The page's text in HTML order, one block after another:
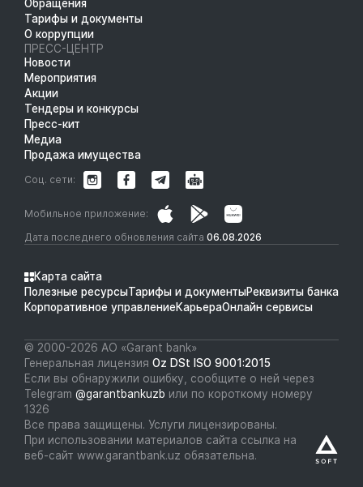
Обращения
Тарифы и документы
О коррупции
ПРЕСС-ЦЕНТР
Новости
Мероприятия
Акции
Тендеры и конкурсы
Пресс-кит
Медиа
Продажа имущества
Дата последнего обновления сайта 06.08.2026
Мобильное приложение:
Соц. сети:
Карта сайта
Полезные ресурсыТарифы и документыРеквизиты банка
Корпоративное управлениеКарьераОнлайн сервисы
© 2000-2026 АО «Garant bank»
Генеральная лицензия Oz DSt ISO 9001:2015
Если вы обнаружили ошибку, сообщите о ней через
Telegram @garantbankuzb или по короткому номеру
1326
Все права защищены. Услуги лицензированы.
При использовании материалов сайта ссылка на
веб-сайт www.garantbank.uz обязательна.